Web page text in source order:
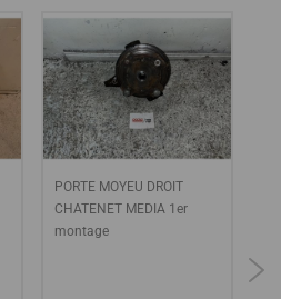
PORTE MOYEU DROIT
CHATENET MEDIA 1er
montage